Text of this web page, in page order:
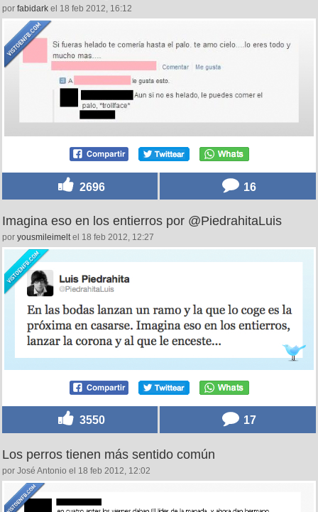
por fabidark el 18 feb 2012, 16:12
2696 16
Imagina eso en los entierros por @PiedrahitaLuis
por yousmileimeltel 18 feb 2012, 12:27
3550 17
Los perros tienen más sentido común
por José Antonio el 18 feb 2012, 12:02